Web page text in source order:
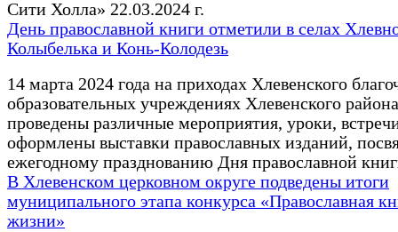
Сити Холла» 22.03.2024 г.
День православной книги отметили в селах
Колыбелька и Конь-Колодезь
14 марта 2024 года на приходах Хлевенского
образовательных учреждениях Хлевенского
проведены различные мероприятия, уроки,
оформлены выставки православных изданий,
ежегодному празднованию Дня православной
В Хлевенском церковном округе подведены итоги
муниципального этапа конкурса «Православная
жизни»